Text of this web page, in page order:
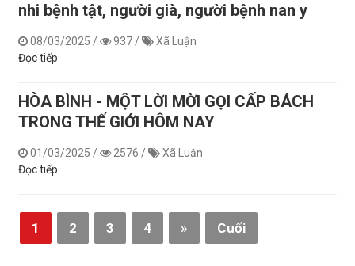
nhi bệnh tật, người già, người bệnh nan y
08/03/2025 / 937 /
Xã Luận
Đọc tiếp
HÒA BÌNH - MỘT LỜI MỜI GỌI CẤP BÁCH
TRONG THẾ GIỚI HÔM NAY
01/03/2025 / 2576 /
Xã Luận
Đọc tiếp
1 2 3 4 » Cuối